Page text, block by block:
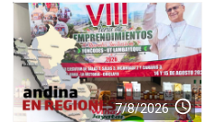
7/8/2026 access_time